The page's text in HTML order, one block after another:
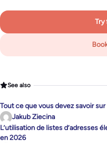
Try
See also
Tout ce que vous devez savoir
Jakub Ziecina
L’utilisation de listes d’adresses
en 2026